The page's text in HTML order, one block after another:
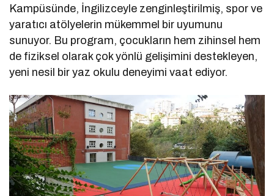
Kampüsünde, İngilizceyle zenginleştirilmiş, spor ve
yaratıcı atölyelerin mükemmel bir uyumunu
sunuyor. Bu program, çocukların hem zihinsel hem
de fiziksel olarak çok yönlü gelişimini destekleyen,
yeni nesil bir yaz okulu deneyimi vaat ediyor.